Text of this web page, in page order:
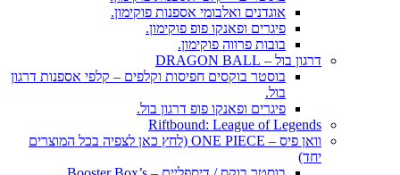
אוגדנים ואלבומי אספנות פוקימון.
פיגרים ופאנקו פופ פוקימון.
בובות פרווה פוקימון.
דרגון בול – DRAGON BALL
בוסטר בוקסים חפיסות וקלפים – קלפי אספנות דרגון
בול.
פיגרים ופאנקו פופ דרגון בול.
Riftbound: League of Legends
וואן פיס – ONE PIECE (לחץ כאן לצפיה בכל המוצרים
יחד)